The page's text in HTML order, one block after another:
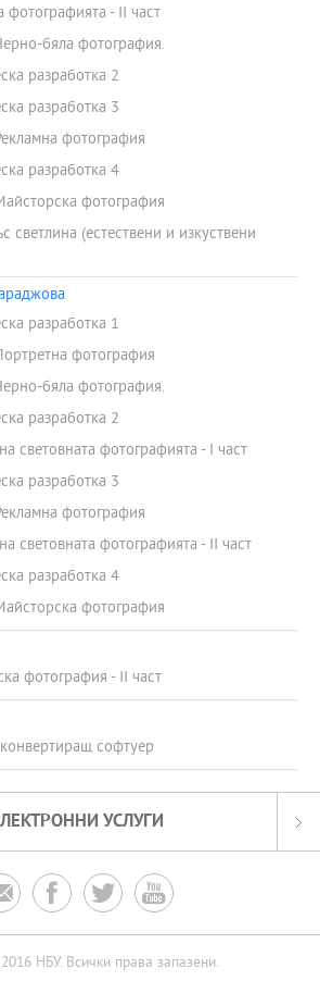
фотографията - II част
бяла фотография.
разработка 2
разработка 3
фотография
разработка 4
фотография
светлина (естествени и изкуствени
разработка 1
фотография
бяла фотография.
разработка 2
световната фотографията - I част
разработка 3
фотография
световната фотографията - II част
разработка 4
фотография
фотография - ІІ част
софтуер
УСЛУГИ
  
НБУ. Всички права запазени.